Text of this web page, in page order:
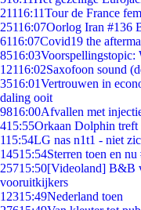
21116:11Tour de France
25116:07Oorlog Iran #136
6116:07Covid19 the
8516:03Voorspellingstopic:
12116:02Saxofoon sound
3516:01Vertrouwen in
daling ooit
9816:00Afvallen met
415:55Orkaan Dolphin treft
115:54LG nas n1t1 - niet
14515:54Sterren toen en nu
25715:50[Videoland] B&B
vooruitkijkers
12315:49Nederland toen